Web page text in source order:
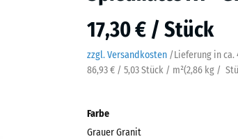
17,30 € / Stück
zzgl. Versandkosten /Lieferung in ca.
86,93 € / 5,03 Stück / m²(2,86 kg /
Farbe
Grauer Granit